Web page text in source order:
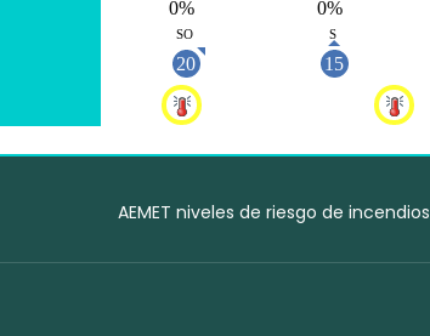
AEMET niveles de riesgo de incendios